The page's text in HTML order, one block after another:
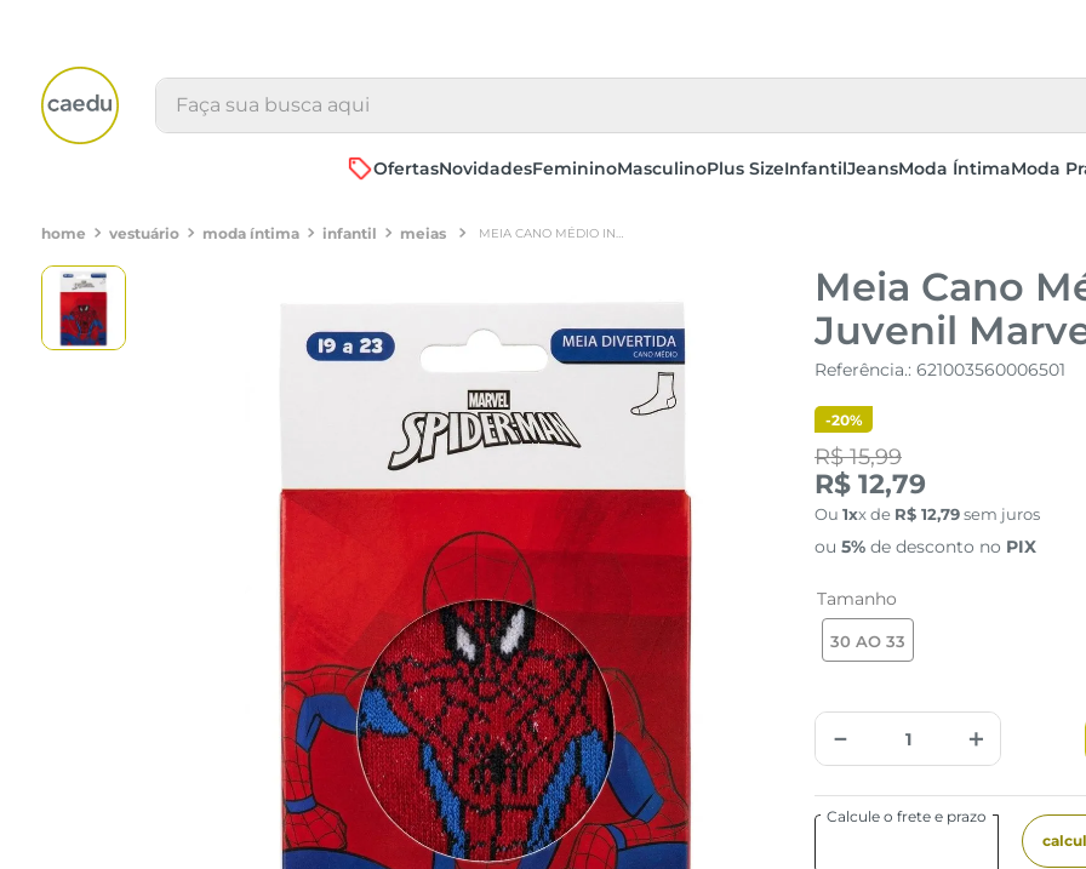
Faça sua busca aqui
OfertasNovidadesFemininoMasculinoPlus SizeInfantilJeansModa ÍntimaModa
vestuário moda íntima infantil meias MEIA CANO MÉDIO INFANTIL MENINO JUVENIL MARVEL SPIDER-MAN
Meia Cano
Juvenil
Referência.: 621003560006501
-20%
R$ 15,99
R$ 12,79
Ou 1 x de R$ 12,79sem juros
ou 5% de desconto no PIX
Tamanho
30 AO 33
＋
－